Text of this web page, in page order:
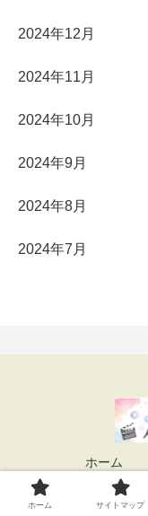
2024年12月
2024年11月
2024年10月
2024年9月
2024年8月
2024年7月
ホーム
運営者情報
ホーム サイトマップ